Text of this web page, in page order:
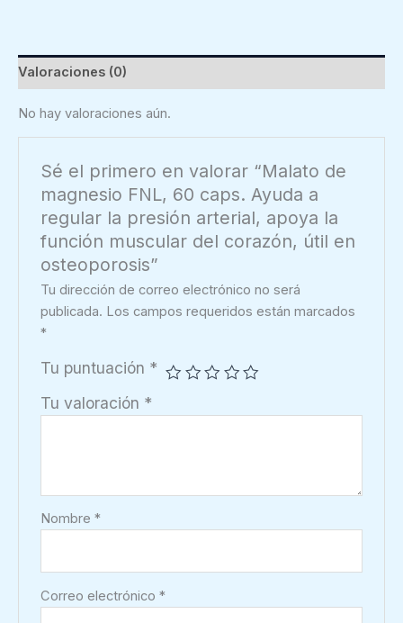
Ayuda
a
regular
la
arterial,
apoya
función
muscular
corazón,
osteoporosis
Valoraciones (0)
No hay valoraciones aún.
Sé el primero en valorar “Malato de
magnesio FNL, 60 caps. Ayuda a
regular la presión arterial, apoya la
función muscular del corazón, útil en
osteoporosis”
Tu dirección de correo electrónico no será
publicada. Los campos requeridos están marcados
*
Tu puntuación *
Tu valoración *
Nombre*
Correo electrónico*